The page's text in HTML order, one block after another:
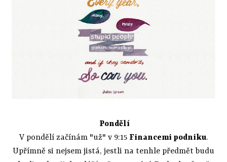
Pondělí
V pondělí začínám "už" v 9:15 Financemi podniku.
Upřímně si nejsem jistá, jestli na tenhle předmět budu